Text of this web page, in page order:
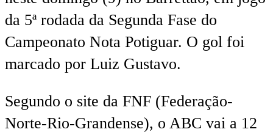
da 5ª rodada da Segunda Fase do
Campeonato Nota Potiguar. O gol foi
marcado por Luiz Gustavo.
Segundo o site da FNF (Federação-
Norte-Rio-Grandense), o ABC vai a 12